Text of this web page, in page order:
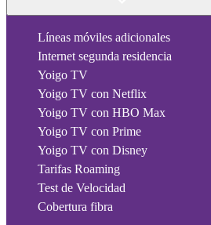
Líneas móviles adicionales
Internet segunda residencia
Yoigo TV
Yoigo TV con Netflix
Yoigo TV con HBO Max
Yoigo TV con Prime
Yoigo TV con Disney
Tarifas Roaming
Test de Velocidad
Cobertura fibra